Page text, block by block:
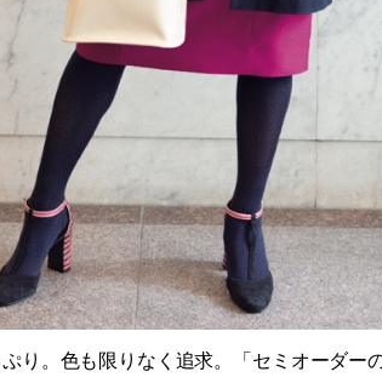
り。色も限りなく追求。「セミオーダー